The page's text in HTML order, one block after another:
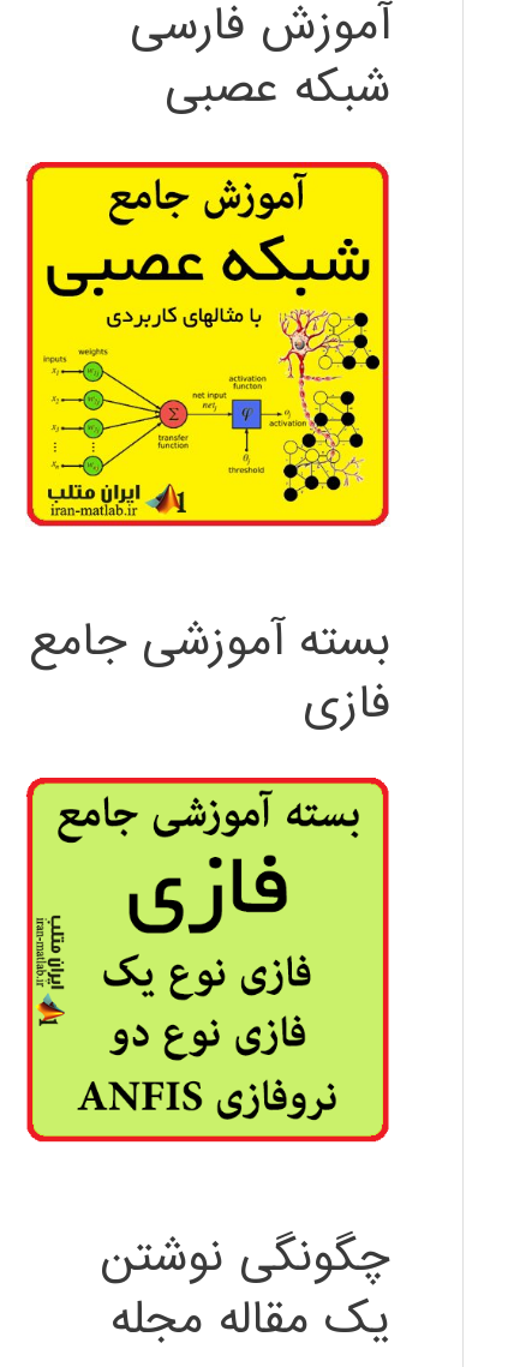
آموزش فارسی
شبکه عصبی
بسته آموزشی جامع
فازی
چگونگی نوشتن
یک مقاله مجله